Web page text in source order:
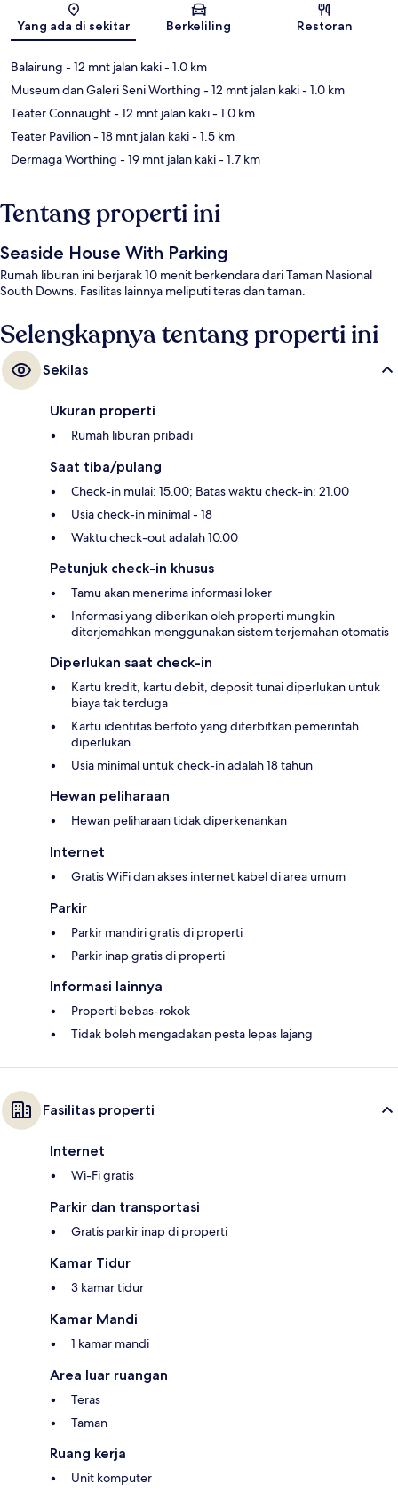
Peta
Yang ada di sekitar Berkeliling Restoran
Balairung - 12 mnt jalan kaki- 1.0 km
Museum dan Galeri Seni Worthing - 12 mnt jalan kaki- 1.0 km
Teater Connaught- 12 mnt jalan kaki- 1.0 km
Teater Pavilion- 18 mnt jalan kaki- 1.5 km
Dermaga Worthing - 19 mnt jalan kaki- 1.7 km
Tentang properti ini
Seaside House With Parking
Rumah liburan ini berjarak 10 menit berkendara dari Taman Nasional
South Downs. Fasilitas lainnya meliputi teras dan taman.
Selengkapnya tentang properti ini
Sekilas
Ukuran properti
Rumah liburan pribadi
Saat tiba/pulang
Check-in mulai: 15.00; Batas waktu check-in: 21.00
Usia check-in minimal - 18
Waktu check-out adalah 10.00
Petunjuk check-in khusus
Tamu akan menerima informasi loker
Informasi yang diberikan oleh properti mungkin
diterjemahkan menggunakan sistem terjemahan otomatis
Diperlukan saat check-in
Kartu kredit, kartu debit, deposit tunai diperlukan untuk
biaya tak terduga
Kartu identitas berfoto yang diterbitkan pemerintah
diperlukan
Usia minimal untuk check-in adalah 18 tahun
Hewan peliharaan
Hewan peliharaan tidak diperkenankan
Internet
Gratis WiFi dan akses internet kabel di area umum
Parkir
Parkir mandiri gratis di properti
Parkir inap gratis di properti
Informasi lainnya
Properti bebas-rokok
Tidak boleh mengadakan pesta lepas lajang
Fasilitas properti
Internet
Wi-Fi gratis
Parkir dan transportasi
Gratis parkir inap di properti
Kamar Tidur
3 kamar tidur
Kamar Mandi
1 kamar mandi
Area luar ruangan
Teras
Taman
Ruang kerja
Unit komputer